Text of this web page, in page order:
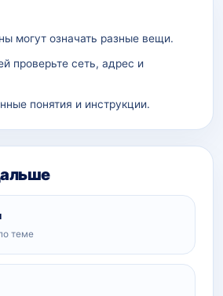
могут означать разные вещи.
проверьте сеть, адрес и
понятия и инструкции.
теме